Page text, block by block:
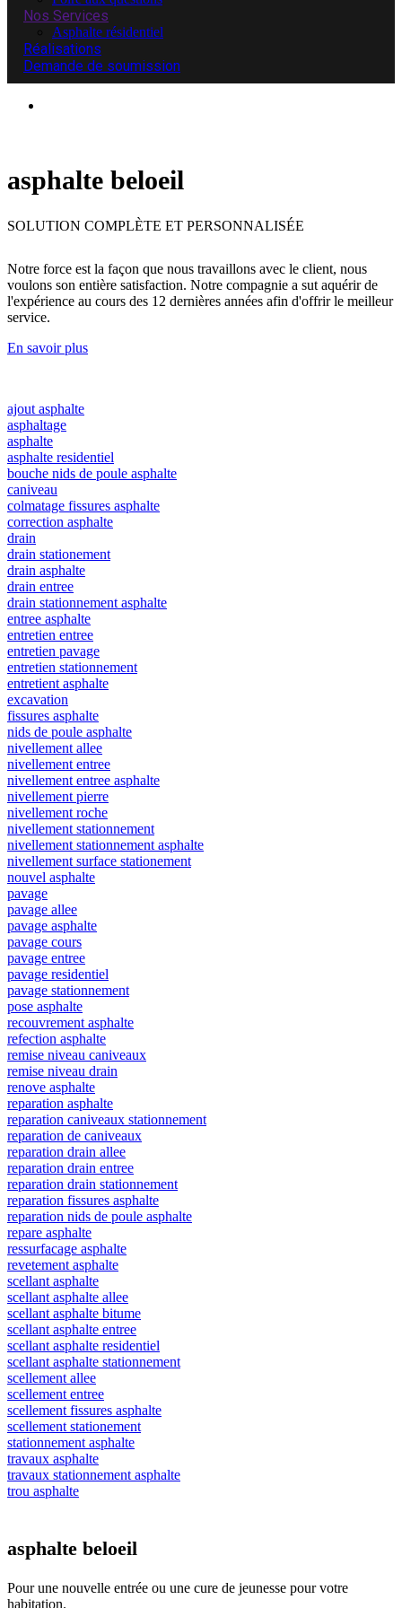
Nos Services
Asphalte résidentiel
Réalisations
Demande de soumission
asphalte beloeil
SOLUTION COMPLÈTE ET PERSONNALISÉE
Notre force est la façon que nous travaillons avec le client, nous
voulons son entière satisfaction. Notre compagnie a sut aquérir de
l'expérience au cours des 12 dernières années afin d'offrir le meilleur
service.
En savoir plus
ajout asphalte
asphaltage
asphalte
asphalte residentiel
bouche nids de poule asphalte
caniveau
colmatage fissures asphalte
correction asphalte
drain
drain stationement
drain asphalte
drain entree
drain stationnement asphalte
entree asphalte
entretien entree
entretien pavage
entretien stationnement
entretient asphalte
excavation
fissures asphalte
nids de poule asphalte
nivellement allee
nivellement entree
nivellement entree asphalte
nivellement pierre
nivellement roche
nivellement stationnement
nivellement stationnement asphalte
nivellement surface stationement
nouvel asphalte
pavage
pavage allee
pavage asphalte
pavage cours
pavage entree
pavage residentiel
pavage stationnement
pose asphalte
recouvrement asphalte
refection asphalte
remise niveau caniveaux
remise niveau drain
renove asphalte
reparation asphalte
reparation caniveaux stationnement
reparation de caniveaux
reparation drain allee
reparation drain entree
reparation drain stationnement
reparation fissures asphalte
reparation nids de poule asphalte
repare asphalte
ressurfacage asphalte
revetement asphalte
scellant asphalte
scellant asphalte allee
scellant asphalte bitume
scellant asphalte entree
scellant asphalte residentiel
scellant asphalte stationnement
scellement allee
scellement entree
scellement fissures asphalte
scellement stationement
stationnement asphalte
travaux asphalte
travaux stationnement asphalte
trou asphalte
asphalte beloeil
Pour une nouvelle entrée ou une cure de jeunesse pour votre
habitation.